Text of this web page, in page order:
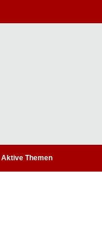
Aktive Themen